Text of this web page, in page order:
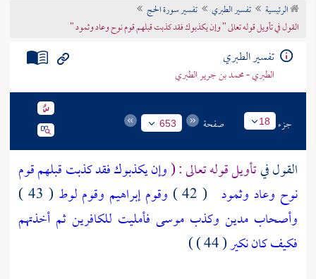
تراجم الأعلام
الرئيسية تفسير الطبري
تفسير سورة الحج
القول في تأويل قوله تعالى " وإن يكذبوك فقد كذبت قبلهم قوم نوح وعاد وثمود "
تفسير الطبري
الطبري - محمد بن جرير الطبري
جزء 18 صفحة 653
القول فيتأويل قوله تعالى : (وإن يكذبوك فقد كذبت قبلهم قوم
نوح وعاد وثمود ( 42 ) وقوم إبراهيم وقوم لوط ( 43 )
وأصحاب مدين وكذب موسى فأمليت للكافرين ثم أخذتهم
فكيف كان نكير( 44 ) )